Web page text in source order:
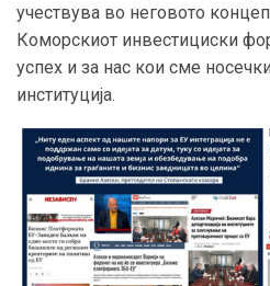
учествува во неговото
Коморскиот инвестициски
успех и за нас кои сме
институција.